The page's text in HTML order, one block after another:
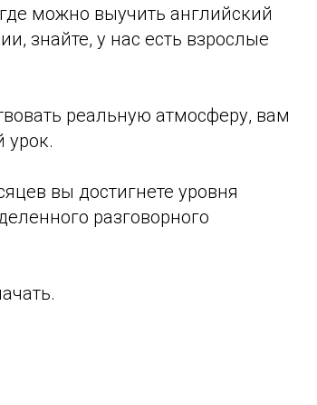
можно выучить английский
знайте, у нас есть взрослые
реальную атмосферу, вам
вы достигнете уровня
разговорного